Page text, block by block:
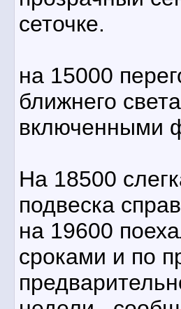
сеточке.
на 15000
ближнего
включенными
На 18500
подвеска
на 19600
сроками и по